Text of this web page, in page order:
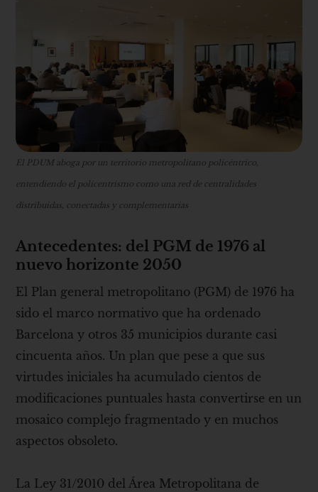
El PDUM aboga por un territorio metropolitano policéntrico,
entendiendo el policentrismo como una red de centralidades
distribuidas, conectadas y complementarias
Antecedentes: del PGM de 1976 al
nuevo horizonte 2050
El Plan general metropolitano (PGM) de 1976 ha
sido el marco normativo que ha ordenado
Barcelona y otros 35 municipios durante casi
cincuenta años. Un plan que pese a que sus
virtudes iniciales ha acumulado cientos de
modificaciones puntuales hasta convertirse en un
mosaico complejo fragmentado y en muchos
aspectos obsoleto.
La Ley 31/2010 del Área Metropolitana de